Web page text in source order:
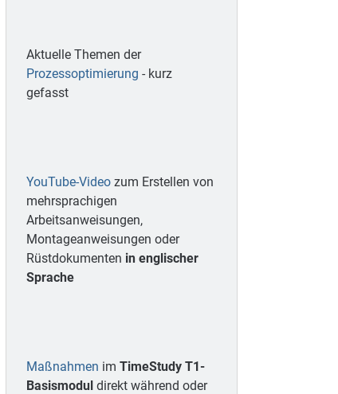
Aktuelle Themen der
Prozessoptimierung - kurz
gefasst
YouTube-Videozum Erstellen von
mehrsprachigen
Arbeitsanweisungen,
Montageanweisungen oder
Rüstdokumenten in englischer
Sprache
Maßnahmen im TimeStudy T1-
Basismoduldirekt während oder